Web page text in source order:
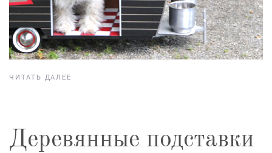
ЧИТАТЬ ДАЛЕЕ
Деревянные подставки